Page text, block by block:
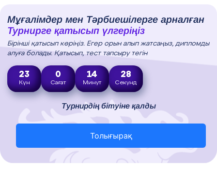
Мұғалімдер мен Тәрбиешілерге арналған
Турнирге қатысып үлгеріңіз
Бірінші қатысып көріңіз. Егер орын алып жатсаңыз, дипломды
алуға болады. Қатысып, тест тапсыру тегін
23
Күн
0
Сағат
14
Минут
27
Секунд
Турнирдің бітуіне қалды
Толығырақ